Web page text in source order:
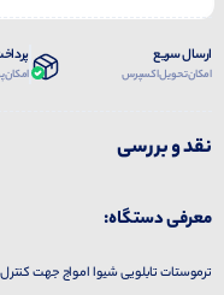
ارسال سریع
امکان تحویل اکسپرس امکان
نقد و بررسی
معرفی دستگاه:
ترموستات تابلویی شیوا امواج جهت